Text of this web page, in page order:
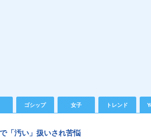
ゴシップ 女子 トレンド
「汚い」扱いされ苦悩